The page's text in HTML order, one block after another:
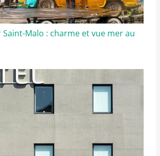
Malo : charme et vue mer au